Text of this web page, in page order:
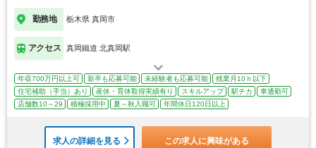
勤務地 栃木県 真岡市
アクセス 真岡鐵道 北真岡駅
年収700万円以上可 新卒も応募可能 未経験者も応募可能
残業月10ｈ以下
住宅補助（手当）あり
産休・育休取得実績有り スキルアップ 駅チカ
車通勤可
店舗数10～29
積極採用中 夏～秋入職可 年間休日120日以上
求人の詳細を見る この求人に興味がある